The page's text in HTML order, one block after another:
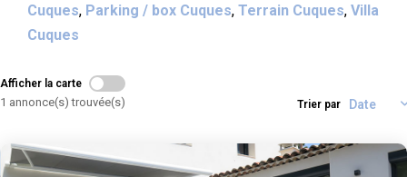
Cuques, Parking / box Cuques, Terrain Cuques, Villa
Cuques
Afficher la carte
1 annonce(s) trouvée(s) Trier par